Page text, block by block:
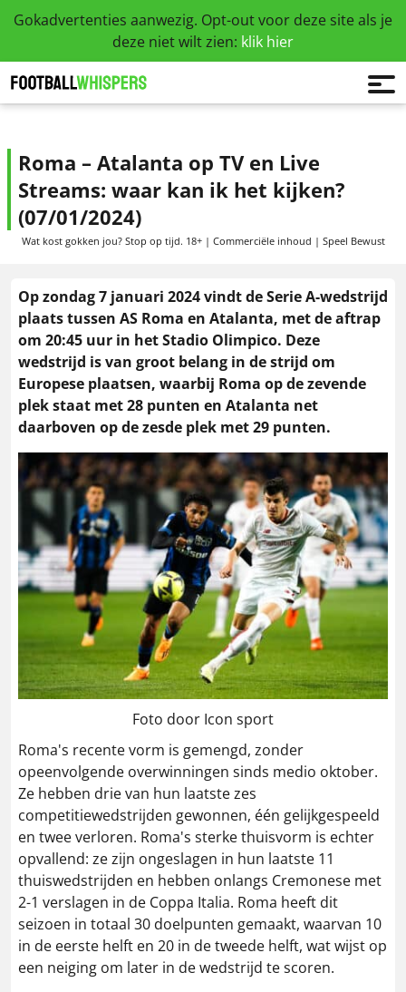
Gokadvertenties aanwezig. Opt-out voor deze site als je
deze niet wilt zien: klik hier
Roma – Atalanta op TV en Live
Streams: waar kan ik het kijken?
(07/01/2024)
Wat kost gokken jou? Stop op tijd. 18+ | Commerciële inhoud | Speel Bewust
Op zondag 7 januari 2024 vindt de Serie A-wedstrijd
plaats tussen AS Roma en Atalanta, met de aftrap
om 20:45 uur in het Stadio Olimpico. Deze
wedstrijd is van groot belang in de strijd om
Europese plaatsen, waarbij Roma op de zevende
plek staat met 28 punten en Atalanta net
daarboven op de zesde plek met 29 punten.
Foto door Icon sport
Roma's recente vorm is gemengd, zonder
opeenvolgende overwinningen sinds medio oktober.
Ze hebben drie van hun laatste zes
competitiewedstrijden gewonnen, één gelijkgespeeld
en twee verloren. Roma's sterke thuisvorm is echter
opvallend: ze zijn ongeslagen in hun laatste 11
thuiswedstrijden en hebben onlangs Cremonese met
2-1 verslagen in de Coppa Italia. Roma heeft dit
seizoen in totaal 30 doelpunten gemaakt, waarvan 10
in de eerste helft en 20 in de tweede helft, wat wijst op
een neiging om later in de wedstrijd te scoren.